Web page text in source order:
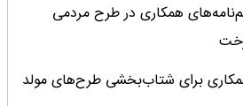
همکاری در طرح مردمی
برای شتاب‌بخشی طرح‌های مولد